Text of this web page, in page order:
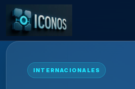
INTERNACIONALES